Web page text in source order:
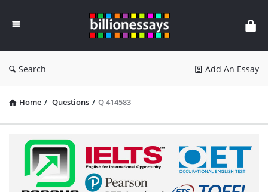
Essays
Search Add An Essay
Home / Questions / Q 414583